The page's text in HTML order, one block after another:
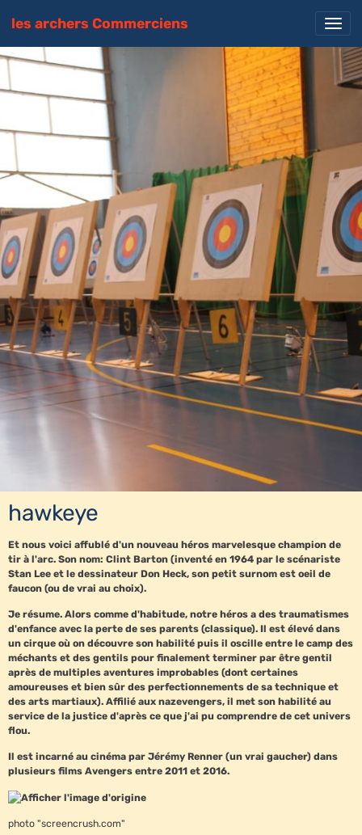
les archers Commerciens
hawkeye
Et nous voici affublé d'un nouveau héros marvelesque champion de
tir à l'arc. Son nom: Clint Barton (inventé en 1964 par le scénariste
Stan Lee et le dessinateur Don Heck, son petit surnom est oeil de
faucon (ou de vrai au choix).
Je résume. Alors comme d'habitude, notre héros a des traumatismes
d'enfance avec la perte de ses parents (classique). Il est élevé dans
un cirque où on découvre son habilité puis il oscille entre le camp des
méchants et des gentils pour finalement terminer par être gentil
après de multiples aventures improbables (dont certaines
amoureuses et bien sûr des perfectionnements de sa technique et
des arts martiaux). Affilié aux nazevengers, il met son habilité au
service de la justice d'après ce que j'ai pu comprendre de cet univers
flou.
Il est incarné au cinéma par Jérémy Renner (un vrai gaucher) dans
plusieurs films Avengers entre 2011 et 2016.
photo "screencrush.com"